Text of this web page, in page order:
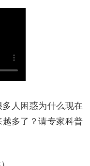
人困惑为什么现在
越多了？请专家科普